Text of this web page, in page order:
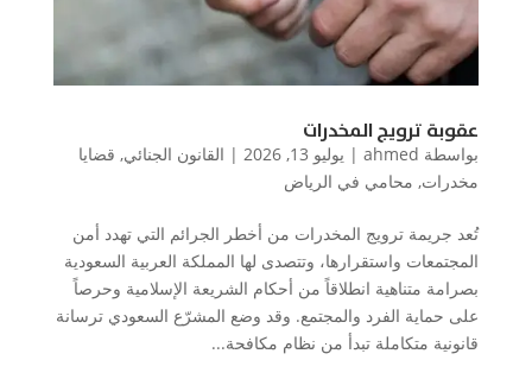
عقوبة ترويج المخدرات
بواسطة ahmed
| يوليو 13, 2026 | القانون الجنائي, قضايا
مخدرات, محامي في الرياض
تُعد جريمة ترويج المخدرات من أخطر الجرائم التي تهدد أمن
المجتمعات واستقرارها، وتتصدى لها المملكة العربية السعودية
بصرامة متناهية انطلاقاً من أحكام الشريعة الإسلامية وحرصاً
على حماية الفرد والمجتمع. وقد وضع المشرّع السعودي ترسانة
قانونية متكاملة تبدأ من نظام مكافحة...